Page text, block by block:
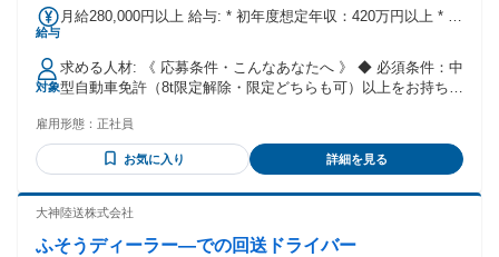
さい ⇒ https://system-
rg.co.jp/recruit/job/field-staff/
給与
月給280,000円以上 給与: * 初年度想定年収：420万円以上 * 月
年目以降 * 休日：年間休日115日以上 * 免許取得支援（中型限
定解除等の費用サポート／規定あり） ✅ 詳しい募集条件はこ
ちらから https://system-rg.co.jp/recruit/job/field-staff/
対象
求める人材: 《 応募条件・こんなあなたへ 》 ◆ 必須条件：中
型自動車免許（8t限定解除・限定どちらも可）以上をお持ちの
識を最重視しているため、 学歴不問・職歴不問・回送の実務
未経験の方も大歓迎です。 安心してご応募ください。 ＼ こ
んな方にピッタリです ／ * 30代・40代で、これからのキャリ
業だけでなく、仲間と協力してチームで成果を出したい方 *
「協調性」を大切にできる方 * 将来的にはリーダーや拠点管
雇用形態： 正社員
お気に入り 詳細を見る
大神陸送株式会社
ふそうディーラー―での回送ドライバー